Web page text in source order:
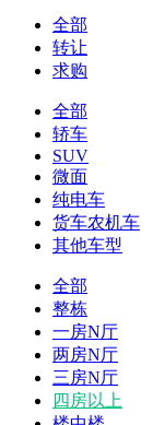
全部
转让
求购
全部
轿车
SUV
微面
纯电车
货车农机车
其他车型
全部
整栋
一房N厅
两房N厅
三房N厅
四房以上